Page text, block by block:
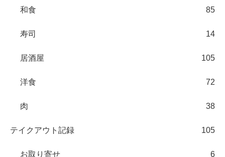
和食 85
寿司 14
居酒屋 105
洋食 72
肉 38
テイクアウト記録 105
お取り寄せ 6